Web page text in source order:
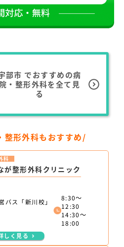
部市 でおすすめの病
院・整形外科を全て見
る
整形外科もおすすめ/
が整形外科クリニック
科
バス「新川校」
8:30～
12:30
14:30～
18:00
しく見る